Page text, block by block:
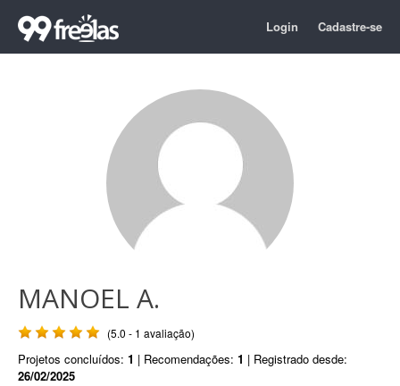
Login Cadastre-se
MANOEL A.
(5.0 - 1 avaliação)
Projetos concluídos: 1 | Recomendações: 1 | Registrado desde:
26/02/2025